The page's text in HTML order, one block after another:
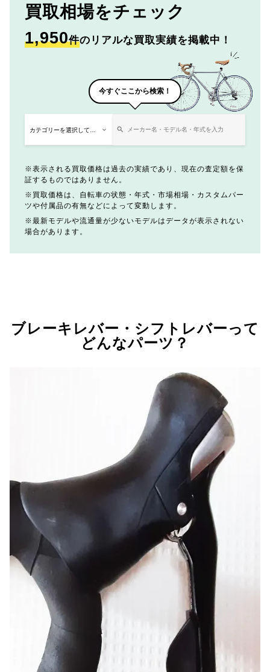
買取相場をチェック
1,950件のリアルな買取実績を掲載中！
今すぐここから検索！
表示される買取価格は過去の実績であり、現在の査定額を保
証するものではありません。
買取価格は、自転車の状態・年式・市場相場・カスタムパー
ツや付属品の有無などによって変動します。
最新モデルや流通量が少ないモデルはデータが表示されない
場合があります。
ブレーキレバー・シフトレバーって
どんなパーツ？